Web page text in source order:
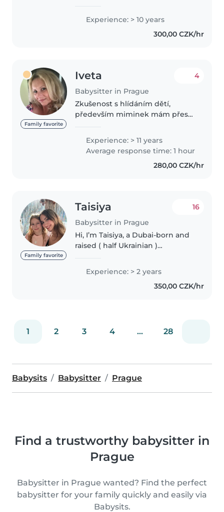
helping in the afterschool of the
same school. I want to be a
babysitter because I have
Experience: > 10 years
300,00 CZK/hr
Family favorite
Iveta
Babysitter in Prague
4
Zkušenost s hlídáním dětí,
především miminek mám přes
Baví mě práce s dětmi a ráda s
nimi dělám kreativní nebo
vzdělávací aktivity. Jsem k
Experience: > 11 years
Average response time: 1 hour
280,00 CZK/hr
Family favorite
Taisiya
Babysitter in Prague
16
Hi, I’m Taisiya, a Dubai-born and
raised ( half Ukrainian )
studying in Prague. With two
degrees in music and
experience working with
Experience: > 2 years
350,00 CZK/hr
1 2 3 4 ... 28
Babysits Babysitter Prague
Find a trustworthy babysitter in
Prague
Babysitter in Prague wanted? Find the perfect
babysitter for your family quickly and easily via
Babysits.